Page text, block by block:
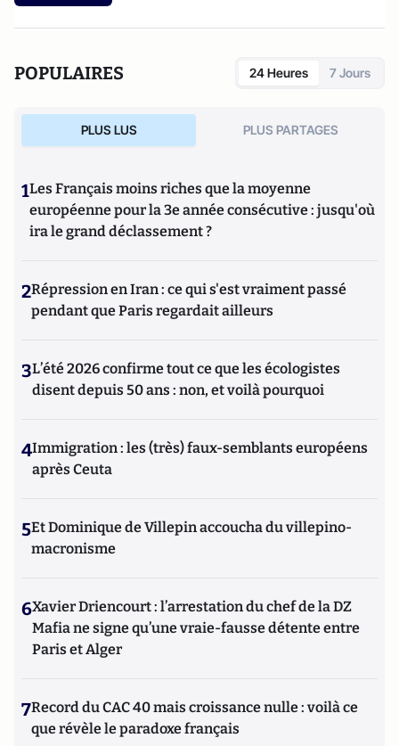
POPULAIRES 24 Heures 7 Jours
PLUS LUS PLUS PARTAGES
1Les Français moins riches que la moyenne
européenne pour la 3e année consécutive : jusqu'où
ira le grand déclassement ?
2Répression en Iran : ce qui s'est vraiment passé
pendant que Paris regardait ailleurs
3L’été 2026 confirme tout ce que les écologistes
disent depuis 50 ans : non, et voilà pourquoi
4Immigration : les (très) faux-semblants européens
après Ceuta
5Et Dominique de Villepin accoucha du villepino-
macronisme
6Xavier Driencourt : l’arrestation du chef de la DZ
Mafia ne signe qu’une vraie-fausse détente entre
Paris et Alger
7Record du CAC 40 mais croissance nulle : voilà ce
que révèle le paradoxe français